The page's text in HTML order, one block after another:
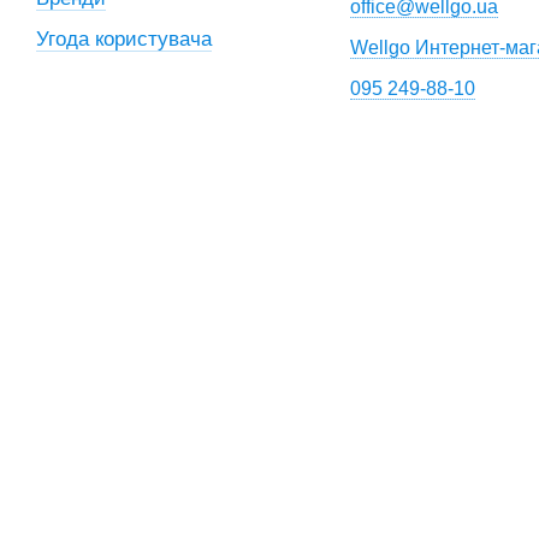
office@wellgo.ua
Wellgo Интернет-
095 249-88-10
Угода користувача